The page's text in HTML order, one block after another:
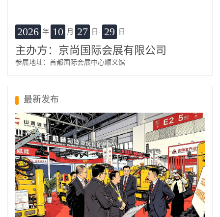
2026 年 10 月 27 日- 29 日
主办方：京尚国际会展有限公司
参展地址：首都国际会展中心顺义馆
最新发布